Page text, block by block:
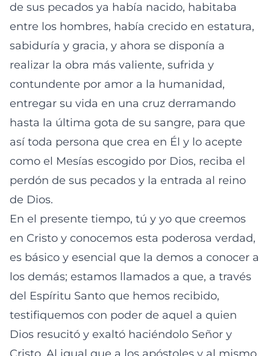
de sus pecados ya había nacido, habitaba
entre los hombres, había crecido en estatura,
sabiduría y gracia, y ahora se disponía a
realizar la obra más valiente, sufrida y
contundente por amor a la humanidad,
entregar su vida en una cruz derramando
hasta la última gota de su sangre, para que
así toda persona que crea en Él y lo acepte
como el Mesías escogido por Dios, reciba el
perdón de sus pecados y la entrada al reino
de Dios.
En el presente tiempo, tú y yo que creemos
en Cristo y conocemos esta poderosa verdad,
es básico y esencial que la demos a conocer a
los demás; estamos llamados a que, a través
del Espíritu Santo que hemos recibido,
testifiquemos con poder de aquel a quien
Dios resucitó y exaltó haciéndolo Señor y